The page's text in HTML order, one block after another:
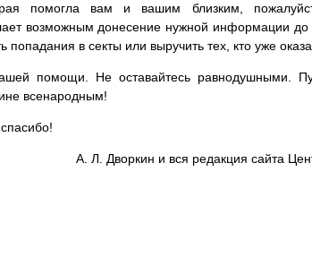
помогла вам и вашим близким,
возможным донесение нужной информации
попадания в секты или выручить тех, кто уже
помощи. Не оставайтесь равнодушными.
всенародным!
А. Л. Дворкин и вся редакция сайта